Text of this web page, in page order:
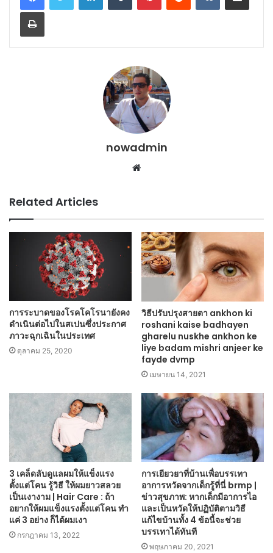
Print
nowadmin
Website
Related Articles
การระบาดของโรคโคโรนายังคง
ดำเนินต่อไปในสเปนซึ่งประกาศ
ภาวะฉุกเฉินในประเทศ
ตุลาคม 25, 2020
วิธีปรับปรุงสายตา ankhon ki
roshani kaise badhayen
gharelu nuskhe ankhon ke
liye badam mishri anjeer ke
fayde dvmp
เมษายน 14, 2021
3 เคล็ดลับดูแลผมให้แข็งแรง
ตั้งแต่โคน รู้วิธี ให้ผมยาวสลวย
เป็นเงางาม | Hair Care : ถ้า
อยากให้ผมแข็งแรงตั้งแต่โคน ทำ
แค่ 3 อย่าง ก็ได้ผมเงา
กรกฎาคม 13, 2022
การเยียวยาที่บ้านเพื่อบรรเทา
อาการหวัดจากเด็กรู้ที่นี่ brmp |
ข่าวสุขภาพ: หากเด็กมีอาการไอ
และเป็นหวัดให้ปฏิบัติตามวิธี
แก้ไขบ้านทั้ง 4 ข้อนี้จะช่วย
บรรเทาได้ทันที
พฤษภาคม 20, 2021